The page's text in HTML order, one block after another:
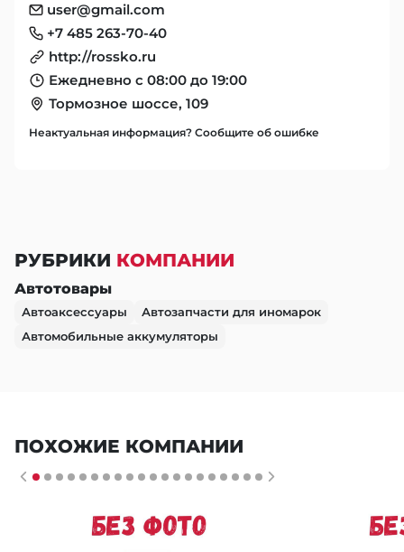
user@gmail.com
+7 485 263-70-40
http://rossko.ru
Ежедневно с 08:00 до 19:00
Тормозное шоссе, 109
Неактуальная информация? Сообщите об ошибке
РУБРИКИ КОМПАНИИ
Автотовары
Автоаксессуары
Автозапчасти для иномарок
Автомобильные аккумуляторы
ПОХОЖИЕ КОМПАНИИ